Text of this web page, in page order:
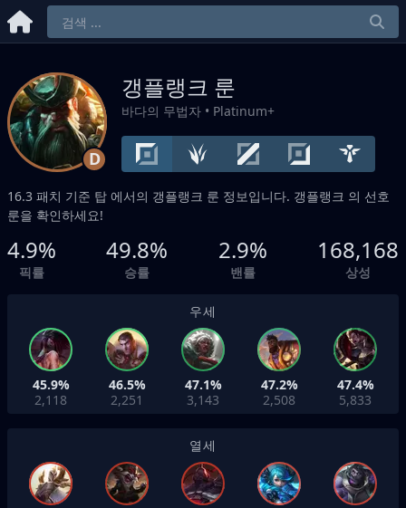
D
갱플랭크 룬
바다의 무법자 • Platinum+
16.3 패치 기준 탑 에서의 갱플랭크 룬 정보입니다. 갱플랭크 의 선호
룬을 확인하세요!
4.9%
픽률
49.8%
승률
2.9%
밴률
168,168
상성
우세
45.9%
2,118
46.5%
2,251
47.1%
3,143
47.2%
2,508
47.4%
5,833
열세